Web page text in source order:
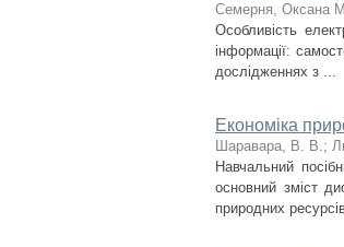
Семерня, Оксана
Особливість
інформації:
дослідженнях з ...
Економіка
Шаравара, В. В.;
Навчальний
основний зміст
природних